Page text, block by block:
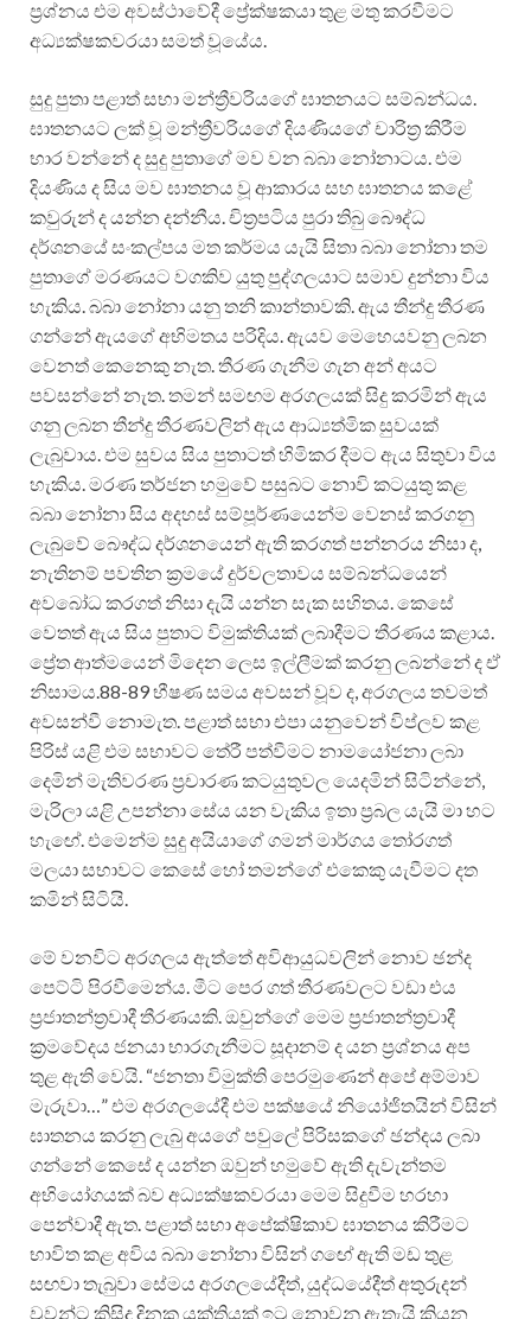
ප්‍රශ්නය එම අවස්ථාවේදී ප්‍රේක්ෂකයා තුළ මතු කරවීමට
අධ්‍යක්ෂකවරයා සමත් වූයේය.
සුදු පුතා පළාත් සභා මන්ත්‍රීවරියගේ ඝාතනයට සම්බන්ධය.
ඝාතනයට ලක් වූ මන්ත්‍රීවරියගේ දියණියගේ චාරිත්‍ර කිරීම
භාර වන්නේ ද සුදු පුතාගේ මව වන බබා නෝනාටය. එම
දියණිය ද සිය මව ඝාතනය වූ ආකාරය සහ ඝාතනය කළේ
කවුරුන් ද යන්න දන්නීය. චිත්‍රපටිය පුරා තිබු බෞද්ධ
දර්ශනයේ සංකල්පය මත කර්මය යැයි සිතා බබා නෝනා තම
පුතාගේ මරණයට වගකිව යුතු පුද්ගලයාට සමාව දුන්නා විය
හැකිය. බබා නෝනා යනු තනි කාන්තාවකි. ඇය තීන්දු තීරණ
ගන්නේ ඇයගේ අභිමතය පරිදිය. ඇයව මෙහෙයවනු ලබන
වෙනත් කෙනෙකු නැත. තීරණ ගැනීම ගැන අන් අයට
පවසන්නේ නැත. තමන් සමඟම අරගලයක් සිදු කරමින් ඇය
ගනු ලබන තීන්දු තීරණවලින් ඇය ආධ්‍යත්මික සුවයක්
ලැබුවාය. එම සුවය සිය පුතාටත් හිමිකර දීමට ඇය සිතුවා විය
හැකිය. මරණ තර්ජන හමුවේ පසුබට නොවි කටයුතු කළ
බබා නෝනා සිය අදහස් සම්පූර්ණයෙන්ම වෙනස් කරගනු
ලැබුවේ බෞද්ධ දර්ශනයෙන් ඇති කරගත් පන්නරය නිසා ද,
නැතිනම් පවතින ක්‍රමයේ දුර්වලතාවය සම්බන්ධයෙන්
අවබෝධ කරගත් නිසා දැයි යන්න සැක සහිතය. කෙසේ
වෙතත් ඇය සිය පුතාට විමුක්තියක් ලබාදීමට තීරණය කළාය.
ප්‍රේත ආත්මයෙන් මිදෙන ලෙස ඉල්ලීමක් කරනු ලබන්නේ ද ඒ
නිසාමය.88-89 භීෂණ සමය අවසන් වූව ද, අරගලය තවමත්
අවසන්වී නොමැත. පළාත් සභා එපා යනුවෙන් විප්ලව කළ
පිරිස් යළි එම සභාවට තේරී පත්වීමට නාමයෝජනා ලබා
දෙමින් මැතිවරණ ප්‍රචාරණ කටයුතුවල යෙදමින් සිටින්නේ,
මැරිලා යළි උපන්නා සේය යන වැකිය ඉතා ප්‍රබල යැයි මා හට
හැඟේ. එමෙන්ම සුදු අයියාගේ ගමන් මාර්ගය තෝරගත්
මලයා සභාවට කෙසේ හෝ තමන්ගේ එකෙකු යැවීමට දත
කමින් සිටියි.
මේ වනවිට අරගලය ඇත්තේ අවිආයුධවලින් නොව ඡන්ද
පෙට්ටි පිරවීමෙන්ය. මීට පෙර ගත් තීරණවලට වඩා එය
ප්‍රජාතන්ත්‍රවාදී තීරණයකි. ඔවුන්ගේ මෙම ප්‍රජාතන්ත්‍රවාදී
ක්‍රමවේදය ජනයා භාරගැනීමට සූදානම් ද යන ප්‍රශ්නය අප
තුළ ඇති වෙයි. “ජනතා විමුක්ති පෙරමුණෙන් අපේ අම්මාව
මැරුවා…” එම අරගලයේදී එම පක්ෂයේ නියෝජිතයින් විසින්
ඝාතනය කරනු ලැබු අයගේ පවුලේ පිරිසකගේ ඡන්දය ලබා
ගන්නේ කෙසේ ද යන්න ඔවුන් හමුවේ ඇති දැවැන්තම
අභියෝගයක් බව අධ්‍යක්ෂකවරයා මෙම සිදුවීම හරහා
පෙන්වාදී ඇත. පළාත් සභා අපේක්ෂිකාව ඝාතනය කිරීමට
භාවිත කළ අවිය බබා නෝනා විසින් ගඟේ ඇති මඩ තුළ
සඟවා තැබුවා සේමය අරගලයේදීත්, යුද්ධයේදීත් අතුරුදන්
වූවන්ට කිසිදු දිනක යුක්තියක් ඉටු නොවනු ඇතැයි කියන